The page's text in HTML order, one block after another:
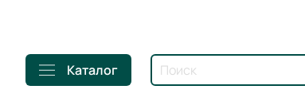
Каталог